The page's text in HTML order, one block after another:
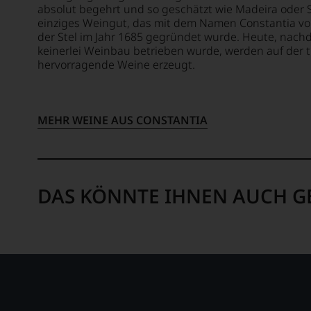
in
oder
Niveau
die
denn
er
durch
seinen
er
absolut begehrt und so geschätzt wie Madeira
einziges Weingut, das mit dem Namen Constantia
der Stel im Jahr 1685 gegründet wurde. Heute,
keinerlei Weinbau betrieben wurde, werden auf der
hervorragende Weine erzeugt.
MEHR WEINE AUS CONSTANTIA
DAS KÖNNTE IHNEN AUCH